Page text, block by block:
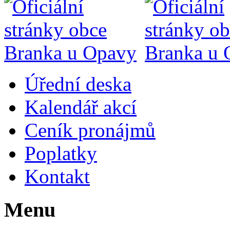
Úřední deska
Kalendář akcí
Ceník pronájmů
Poplatky
Kontakt
Menu